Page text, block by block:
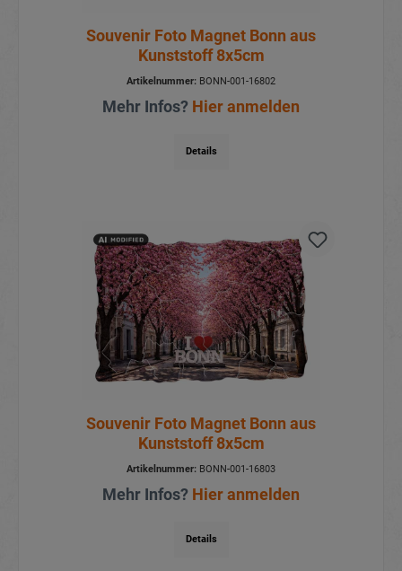
Souvenir Foto Magnet Bonn aus
Kunststoff 8x5cm
Artikelnummer: BONN-001-16802
Mehr Infos? Hier anmelden
Details
Souvenir Foto Magnet Bonn aus
Kunststoff 8x5cm
Artikelnummer: BONN-001-16803
Mehr Infos? Hier anmelden
Details